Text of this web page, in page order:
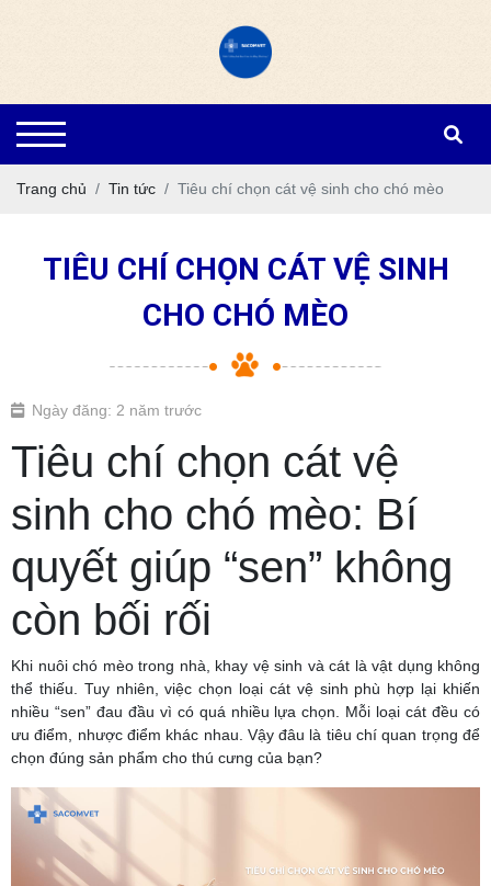
Trang chủ Tin tức Tiêu chí chọn cát vệ sinh cho chó mèo
TIÊU CHÍ CHỌN CÁT VỆ SINH
CHO CHÓ MÈO
Ngày đăng: 2 năm trước
Tiêu chí chọn cát vệ
sinh cho chó mèo: Bí
quyết giúp “sen” không
còn bối rối
Khi nuôi chó mèo trong nhà, khay vệ sinh và cát là vật dụng không
thể thiếu. Tuy nhiên, việc chọn loại cát vệ sinh phù hợp lại khiến
nhiều “sen” đau đầu vì có quá nhiều lựa chọn. Mỗi loại cát đều có
ưu điểm, nhược điểm khác nhau. Vậy đâu là tiêu chí quan trọng để
chọn đúng sản phẩm cho thú cưng của bạn?